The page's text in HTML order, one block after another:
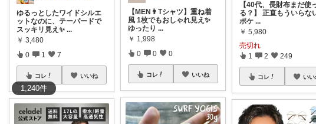
1,240件
ゆるっとしたワイドシルエ
ットなのに、テーパードで
スッキリ見え✨ ...
￥ 3,480
0 1 7
コレ いいね
【MEN👨Tシャツ】重ね着
風 1枚でもおしゃれ見え✨
ゆったり ...
￥ 1,998
0 0 0
コレ いいね
【40代、長財布まだ使
る？】 正直もういらな
ポケ ...
￥ 5,980
売切れ
1 2 249
コレ いい